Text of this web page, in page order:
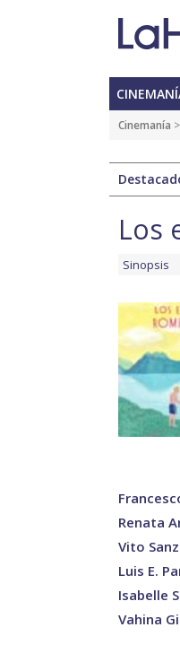
Cinemanía
Los
Sinopsis
Renata
Vito Sanz
Luis E.
Isabelle
Vahina